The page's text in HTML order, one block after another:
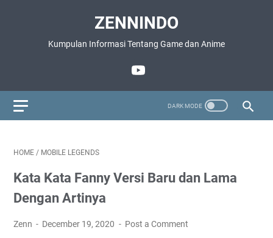
ZENNINDO
Kumpulan Informasi Tentang Game dan Anime
HOME / MOBILE LEGENDS
Kata Kata Fanny Versi Baru dan Lama
Dengan Artinya
Zenn December 19, 2020 Post a Comment